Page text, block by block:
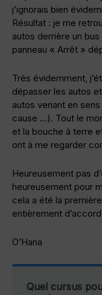
j’ignorais bien
Résultat : je me
autos derrière un
panneau « Arrêt »
Très évidemment,
dépasser les autos
autos venant en
cause …). Tout le
et la bouche à terre
ont à me regarder
Heureusement pas
heureusement pour
cela a été la
entièrement
O’Hana
Quel cursus